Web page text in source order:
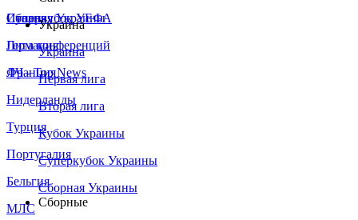
Сборная Украины
Италия
Германия
Франция
Нидерланды
Турция
Португалия
Бельгия
МЛС
Суперкубок УЕФА
Лига конференций
ЛЧ - Top News
Украина
Украина
Первая лига
Вторая лига
Кубок Украины
Суперкубок Украины
Сборная Украины
Сборные